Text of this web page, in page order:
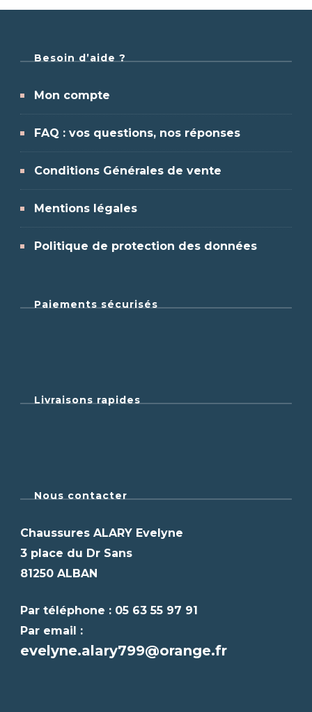
Besoin d’aide ?
Mon compte
FAQ : vos questions, nos réponses
Conditions Générales de vente
Mentions légales
Politique de protection des données
Paiements sécurisés
Livraisons rapides
Nous contacter
Chaussures ALARY Evelyne
3 place du Dr Sans
81250 ALBAN
Par téléphone : 05 63 55 97 91
Par email :
evelyne.alary799@orange.fr